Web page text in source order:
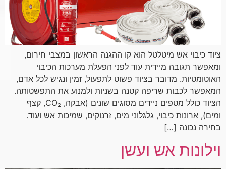
ציוד כיבוי אש מיטלטל הוא קו ההגנה הראשון במצבי חירום,
ומאפשר תגובה מיידית עוד לפני הפעלת מערכות הכיבוי
האוטומטיות. מדובר בציוד פשוט לתפעול, זמין ונגיש לכל אדם,
המאפשר לכבות שריפה קטנה בשניות ולמנוע את התפשטותה.
הציוד כולל מטפים ניידים מסוגים שונים (אבקה, CO₂, קצף
ומים), ארונות כיבוי, גלגלוני מים, זרנוקים, שמיכות אש ועוד.
בחירה נכונה […]
וילונות אש ועשן